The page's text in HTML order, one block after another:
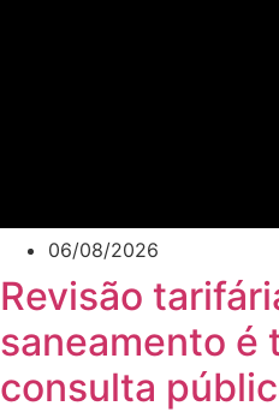
06/08/2026
Revisão
saneamento é
consulta